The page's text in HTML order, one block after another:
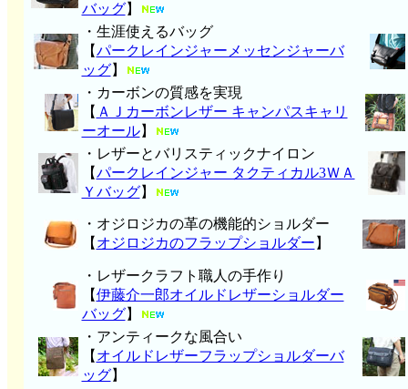
バッグ】
・生涯使えるバッグ
【パークレインジャーメッセンジャーバ
ッグ】
・カーボンの質感を実現
【 ＡＪカーボンレザー キャンパスキャリ
ーオール】
・レザーとバリスティックナイロン
【パークレインジャー タクティカル3ＷＡ
Ｙバッグ】
・オジロジカの革の機能的ショルダー
【 オジロジカのフラップショルダー 】
・レザークラフト職人の手作り
【伊藤介一郎オイルドレザーショルダー
バッグ】
・アンティークな風合い
【 オイルドレザーフラップショルダーバ
ッグ】